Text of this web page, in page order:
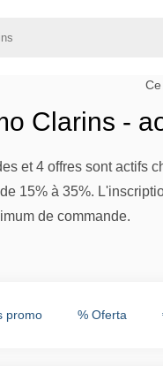
Clarins -
et 4 offres sont actifs
15% à 35%.
de commande.
promo % Oferta